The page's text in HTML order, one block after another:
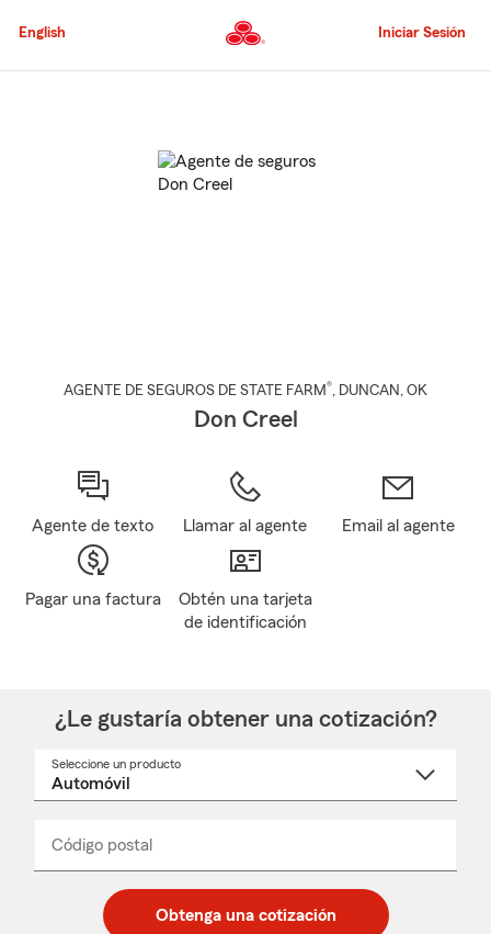
al
principal
English Iniciar Sesión
AGENTE DE SEGUROS DE STATE FARM®, DUNCAN , OK
Don Creel
Agente de texto Llamar al agente Email al agente
Pagar una factura
Obtén una tarjeta
de identificación
¿Le gustaría obtener una cotización?
Seleccione un producto
desplegable
Código postal
de
de
_____
Obtenga una cotización